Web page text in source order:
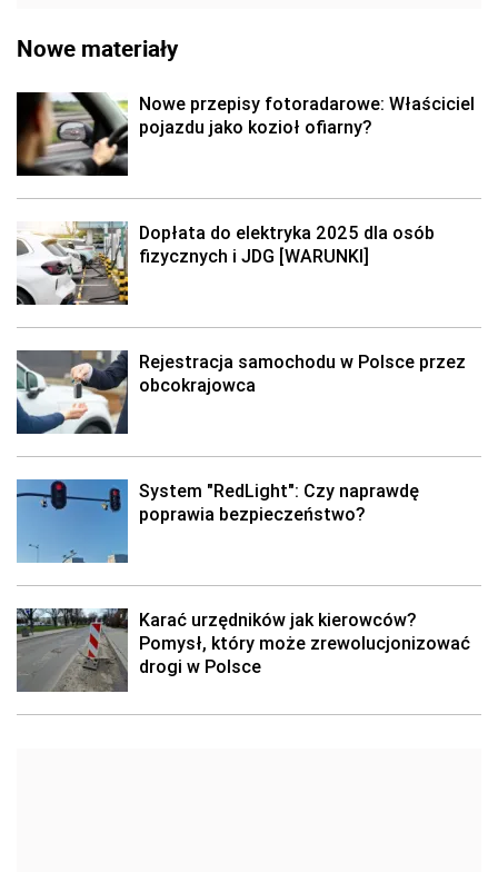
Nowe materiały
Nowe przepisy fotoradarowe: Właściciel
pojazdu jako kozioł ofiarny?
Dopłata do elektryka 2025 dla osób
fizycznych i JDG [WARUNKI]
Rejestracja samochodu w Polsce przez
obcokrajowca
System "RedLight": Czy naprawdę
poprawia bezpieczeństwo?
Karać urzędników jak kierowców?
Pomysł, który może zrewolucjonizować
drogi w Polsce